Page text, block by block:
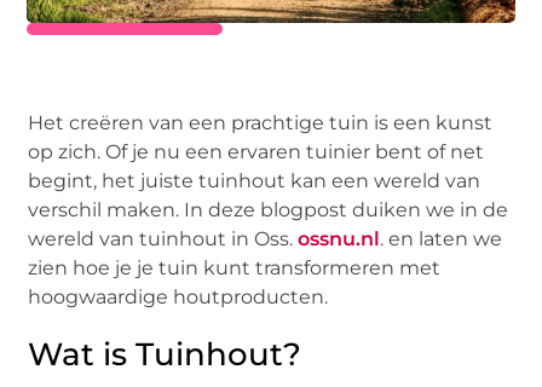
Het creëren van een prachtige tuin is een kunst
op zich. Of je nu een ervaren tuinier bent of net
begint, het juiste tuinhout kan een wereld van
verschil maken. In deze blogpost duiken we in de
wereld van tuinhout in Oss.ossnu.nl. en laten we
zien hoe je je tuin kunt transformeren met
hoogwaardige houtproducten.
Wat is Tuinhout?